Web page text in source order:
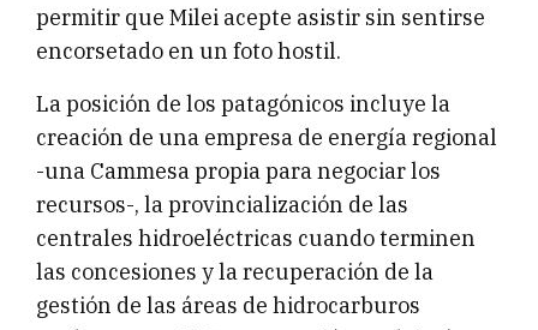
permitir que Milei acepte asistir sin sentirse
encorsetado en un foto hostil.
La posición de los patagónicos incluye la
creación de una empresa de energía regional
-una Cammesa propia para negociar los
recursos-, la provincialización de las
centrales hidroeléctricas cuando terminen
las concesiones y la recuperación de la
gestión de las áreas de hidrocarburos